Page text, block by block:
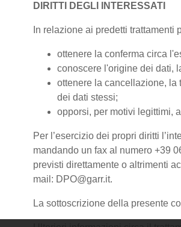
DIRITTI DEGLI INTERESSATI
In relazione ai predetti
ottenere la conferma circa
conoscere l'origine dei dati,
ottenere la cancellazione, la
dei dati stessi;
opporsi, per motivi legittimi,
Per l’esercizio dei propri diritti
mandando un fax al numero +39
previsti direttamente o altrimenti
mail: DPO@garr.it.
La sottoscrizione della presente